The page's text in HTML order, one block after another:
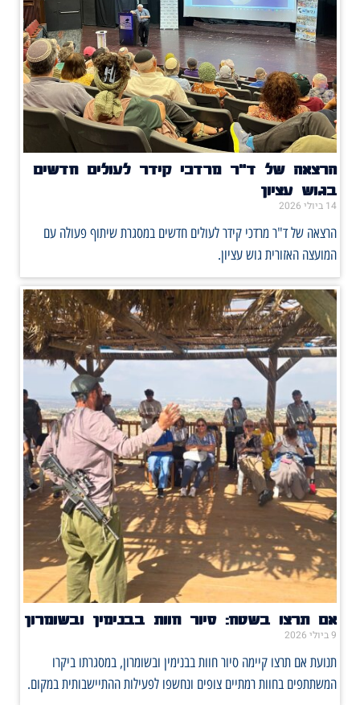
הרצאה של ד"ר מרדכי קידר לעולים חדשים
בגוש עציון
14 ביולי 2026
הרצאה של ד"ר מרדכי קידר לעולים חדשים במסגרת שיתוף פעולה עם
המועצה האזורית גוש עציון.
אם תרצו בשטח: סיור חוות בבנימין ובשומרון
9 ביולי 2026
תנועת אם תרצו קיימה סיור חוות בבנימין ובשומרון, במסגרתו ביקרו
המשתתפים בחוות רמתיים צופים ונחשפו לפעילות ההתיישבותית במקום.